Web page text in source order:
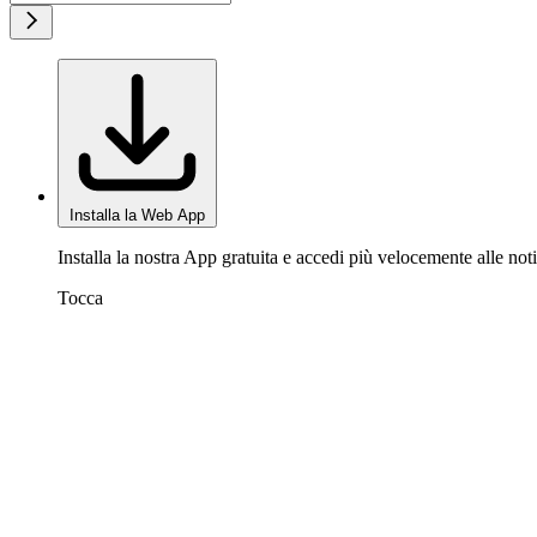
Installa la Web App
Installa la nostra App gratuita e accedi più velocemente alle
Tocca